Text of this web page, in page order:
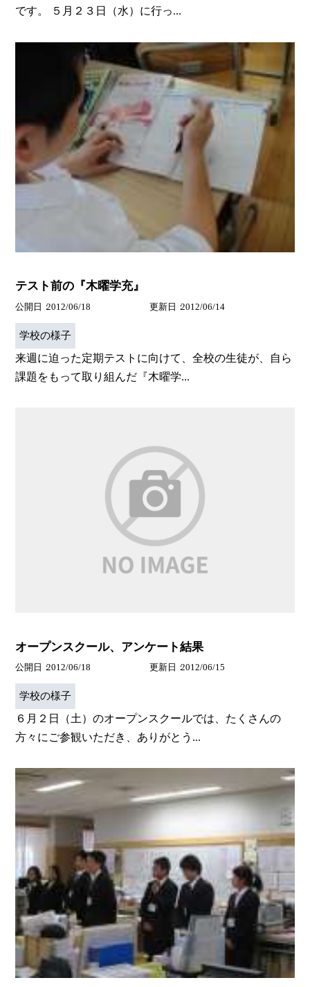
です。 ５月２３日（水）に行っ...
テスト前の『木曜学充』
公開日 2012/06/18 更新日 2012/06/14
学校の様子
来週に迫った定期テストに向けて、全校の生徒が、自ら
課題をもって取り組んだ『木曜学...
オープンスクール、アンケート結果
公開日 2012/06/18 更新日 2012/06/15
学校の様子
６月２日（土）のオープンスクールでは、たくさんの
方々にご参観いただき、ありがとう...